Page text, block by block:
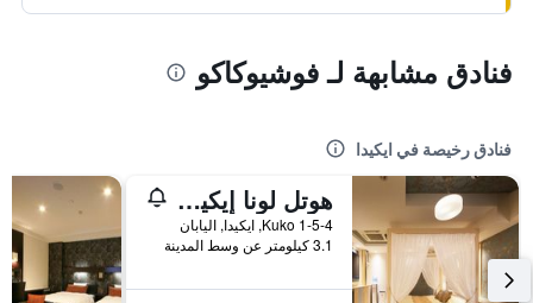
فنادق مشابهة لـ فوشيوكاكو
فنادق رخيصة في ايكيدا
هوتل لونا إيكيدا - للبالغين فقط
1-5-4 Kuko, ايكيدا, اليابان
3.1 كيلومتر عن وسط المدينة